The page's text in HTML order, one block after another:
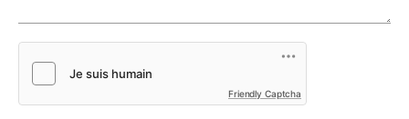
Friendly Captcha